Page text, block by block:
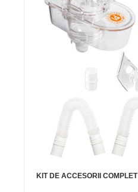
KIT DE ACCESORII COMPLET